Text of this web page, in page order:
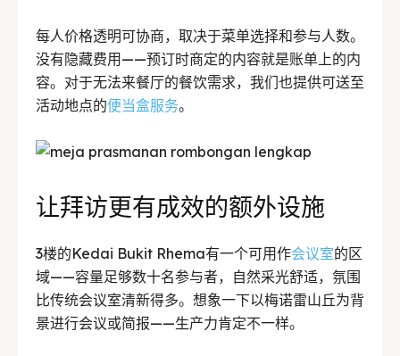
每人价格透明可协商，取决于菜单选择和参与人数。
没有隐藏费用——预订时商定的内容就是账单上的内
容。对于无法来餐厅的餐饮需求，我们也提供可送至
活动地点的便当盒服务。
让拜访更有成效的额外设施
3楼的Kedai Bukit Rhema有一个可用作会议室的区
域——容量足够数十名参与者，自然采光舒适，氛围
比传统会议室清新得多。想象一下以梅诺雷山丘为背
景进行会议或简报——生产力肯定不一样。